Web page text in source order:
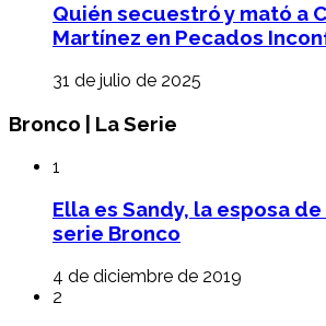
Quién secuestró y mató a
Martínez en Pecados
31 de julio de 2025
Bronco | La Serie
1
Ella es Sandy, la esposa
serie Bronco
4 de diciembre de 2019
2